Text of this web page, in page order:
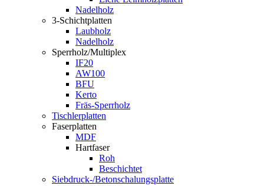
Nadelholz
3-Schichtplatten
Laubholz
Nadelholz
Sperrholz/Multiplex
IF20
AW100
BFU
Kerto
Fräs-Sperrholz
Tischlerplatten
Faserplatten
MDF
Hartfaser
Roh
Beschichtet
Siebdruck-/Betonschalungsplatte